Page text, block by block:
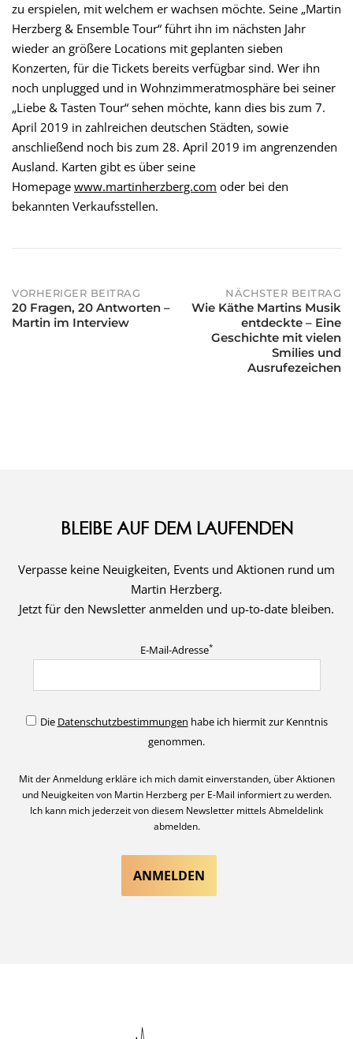
zu erspielen, mit welchem er wachsen möchte. Seine „Martin
Herzberg & Ensemble Tour“ führt ihn im nächsten Jahr
wieder an größere Locations mit geplanten sieben
Konzerten, für die Tickets bereits verfügbar sind. Wer ihn
noch unplugged und in Wohnzimmeratmosphäre bei seiner
„Liebe & Tasten Tour“ sehen möchte, kann dies bis zum 7.
April 2019 in zahlreichen deutschen Städten, sowie
anschließend noch bis zum 28. April 2019 im angrenzenden
Ausland. Karten gibt es über seine
Homepage www.martinherzberg.com oder bei den
bekannten Verkaufsstellen.
POST
NAVIGATION
VORHERIGER BEITRAG
20 Fragen, 20 Antworten –
Martin im Interview
NÄCHSTER BEITRAG
Wie Käthe Martins Musik
entdeckte – Eine
Geschichte mit vielen
Smilies und
Ausrufezeichen
BLEIBE AUF DEM LAUFENDEN
Verpasse keine Neuigkeiten, Events und Aktionen rund um
Martin Herzberg.
Jetzt für den Newsletter anmelden und up-to-date bleiben.
E-Mail-Adresse*
Die Datenschutzbestimmungen habe ich hiermit zur Kenntnis
genommen.
Mit der Anmeldung erkläre ich mich damit einverstanden, über Aktionen
und Neuigkeiten von Martin Herzberg per E-Mail informiert zu werden.
Ich kann mich jederzeit von diesem Newsletter mittels Abmeldelink
abmelden.